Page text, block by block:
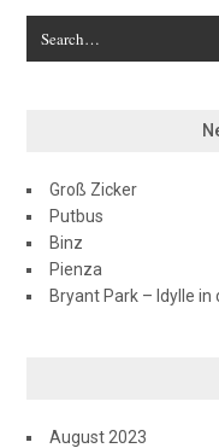
Groß Zicker
Putbus
Binz
Pienza
Bryant Park – Idylle
August 2023